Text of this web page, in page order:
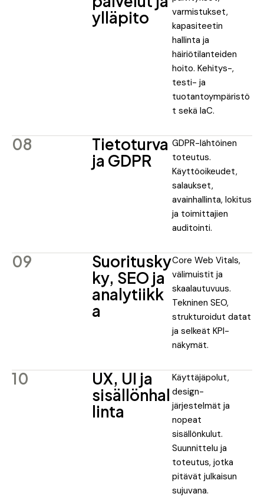
ylläpito
varmistukset,
kapasiteetin
hallinta ja
häiriötilanteiden
hoito. Kehitys-,
testi- ja
tuotantoympäristö
t sekä IaC.
08
Tietoturva
ja GDPR
GDPR-lähtöinen
toteutus.
Käyttöoikeudet,
salaukset,
avainhallinta, lokitus
ja toimittajien
auditointi.
09
Suoritusky
ky, SEO ja
analytiikk
a
Core Web Vitals,
välimuistit ja
skaalautuvuus.
Tekninen SEO,
strukturoidut datat
ja selkeät KPI-
näkymät.
10
UX, UI ja
sisällönhal
linta
Käyttäjäpolut,
design-
järjestelmät ja
nopeat
sisällönkulut.
Suunnittelu ja
toteutus, jotka
pitävät julkaisun
sujuvana.